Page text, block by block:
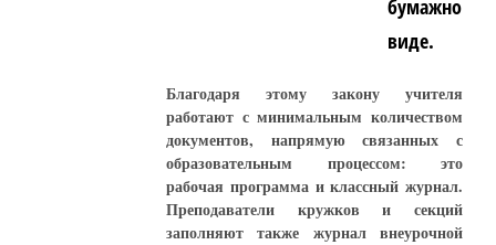
бумажном
виде.
Благодаря этому закону учителя
работают с минимальным количеством
документов, напрямую связанных с
образовательным процессом: это
рабочая программа и классный журнал.
Преподаватели кружков и секций
заполняют также журнал внеурочной